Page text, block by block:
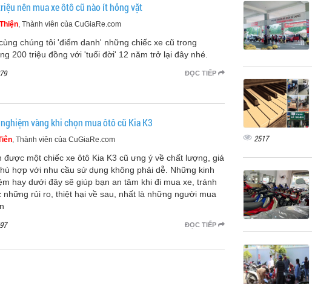
nên mua xe ôtô cũ nào ít hỏng vặt
, Thành viên của CuGiaRe.com
chúng tôi 'điểm danh' những chiếc xe cũ trong
200 triệu đồng với 'tuổi đời' 12 năm trở lại đây nhé.
ĐỌC TIẾP
vàng khi chọn mua ôtô cũ Kia K3
, Thành viên của CuGiaRe.com
được một chiếc xe ôtô Kia K3 cũ ưng ý về chất lượng, giá
hợp với nhu cầu sử dụng không phải dễ. Những kinh
hay dưới đây sẽ giúp bạn an tâm khi đi mua xe, tránh
những rủi ro, thiệt hại về sau, nhất là những người mua
ĐỌC TIẾP
2517